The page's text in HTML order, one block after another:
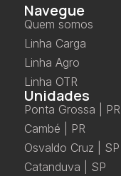
Navegue
Quem somos
Linha Carga
Linha Agro
Linha OTR
Unidades
Ponta Grossa | PR
Cambé | PR
Osvaldo Cruz | SP
Catanduva | SP